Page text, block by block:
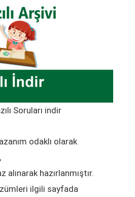
Soruları indir
odaklı olarak
alınarak hazırlanmıştır.
ilgili sayfada